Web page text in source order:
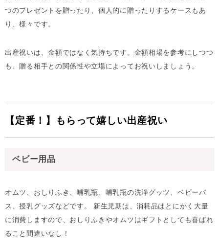
つのプレゼントを贈ったり、個人的に贈ったりするケースもあ
り、様々です。
出産祝いは、金額ではなく気持ちです。金額相場を参考にしつつ
も、贈る相手との関係性や立場によってお祝いしましょう。
【定番！】もらって嬉しい出産祝い
ベビー用品
オムツ、おしりふき、哺乳瓶、哺乳瓶の洗浄グッツ、ベビーバ
ス、授乳グッズなどです。 新生児期は、消耗品はとにかく大量
に消費しますので、おしりふきやオムツはギフトとしても喜ばれ
ること間違いなし！